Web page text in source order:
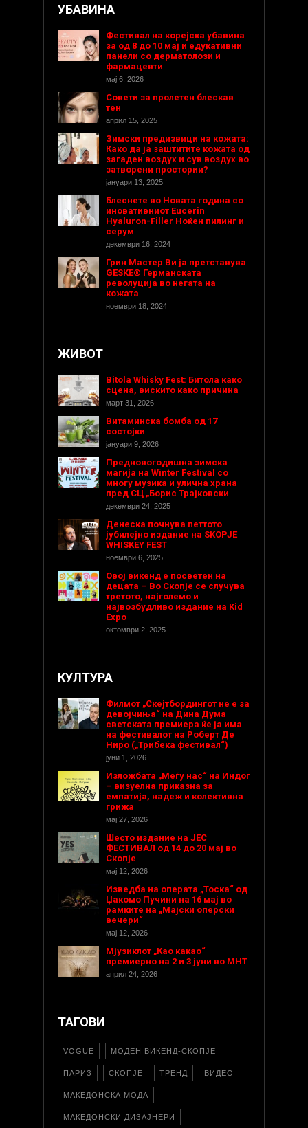
УБАВИНА
Фестивал на корејска убавина
за од 8 до 10 мај и едукативни
панели со дерматолози и
фармацевти
мај 6, 2026
Совети за пролетен блескав
тен
април 15, 2025
Зимски предизвици на кожата:
Како да ја заштитите кожата од
загаден воздух и сув воздух во
затворени простории?
јануари 13, 2025
Блеснете во Новата година со
иновативниот Eucerin
Hyaluron-Filler Ноќен пилинг и
серум
декември 16, 2024
Грин Мастер Ви ја претставува
GESKE® Германската
револуција во негата на
кожата
ноември 18, 2024
ЖИВОТ
Bitola Whisky Fest: Битола како
сцена, вискито како причина
март 31, 2026
Витаминска бомба од 17
состојки
јануари 9, 2026
Предновогодишнa зимска
магија на Winter Festival со
многу музика и улична храна
пред СЦ „Борис Трајковски
декември 24, 2025
Денеска почнува петтото
јубилејно издание на SKOPJE
WHISKEY FEST
ноември 6, 2025
Овој викенд е посветен на
децата – Во Скопје се случува
третото, најголемо и
највозбудливо издание на Kid
Expo
октомври 2, 2025
КУЛТУРА
Филмот „Скејтбордингот не е за
девојчиња“ на Дина Дума
светската премиера ќе ја има
на фестивалот на Роберт Де
Ниро („Трибека фестивал“)
јуни 1, 2026
Изложбата „Меѓу нас“ на Индог
– визуелна приказна за
емпатија, надеж и колективна
грижа
мај 27, 2026
Шесто издание на ЈЕС
ФЕСТИВАЛ од 14 до 20 мај во
Скопје
мај 12, 2026
Изведба на операта „Тоска“ од
Џакомо Пучини на 16 мај во
рамките на „Мајски оперски
вечери“
мај 12, 2026
Мјузиклот „Као какао“
премиерно на 2 и 3 јуни во МНТ
април 24, 2026
ТАГОВИ
VOGUE МОДЕН ВИКЕНД-СКОПЈЕ
ПАРИЗ СКОПЈЕ ТРЕНД ВИДЕО
МАКЕДОНСКА МОДА
МАКЕДОНСКИ ДИЗАЈНЕРИ